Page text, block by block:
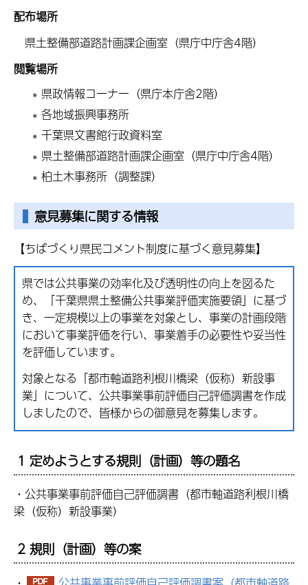
配布場所
県土整備部道路計画課企画室（県庁中庁舎4階）
閲覧場所
県政情報コーナー（県庁本庁舎2階）
各地域振興事務所
千葉県文書館行政資料室
県土整備部道路計画課企画室（県庁中庁舎4階）
柏土木事務所（調整課）
意見募集に関する情報
【ちばづくり県民コメント制度に基づく意見募集】
県では公共事業の効率化及び透明性の向上を図るた
め、「千葉県県土整備公共事業評価実施要領」に基づ
き、一定規模以上の事業を対象とし、事業の計画段階
において事業評価を行い、事業着手の必要性や妥当性
を評価しています。
対象となる「都市軸道路利根川橋梁（仮称）新設事
業」について、公共事業事前評価自己評価調書を作成
しましたので、皆様からの御意見を募集します。
1 定めようとする規則（計画）等の題名
・公共事業事前評価自己評価調書（都市軸道路利根川橋
梁（仮称）新設事業）
2 規則（計画）等の案